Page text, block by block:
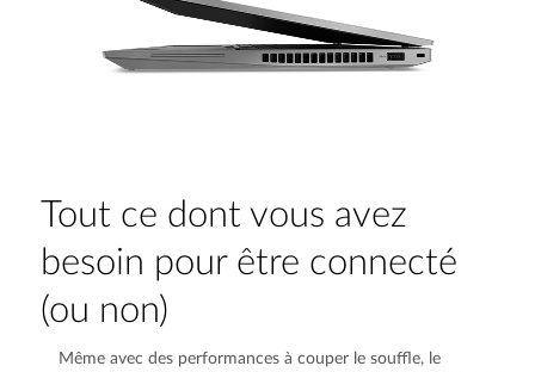
Tout ce dont vous avez
besoin pour être connecté
(ou non)
Même avec des performances à couper le souffle, le